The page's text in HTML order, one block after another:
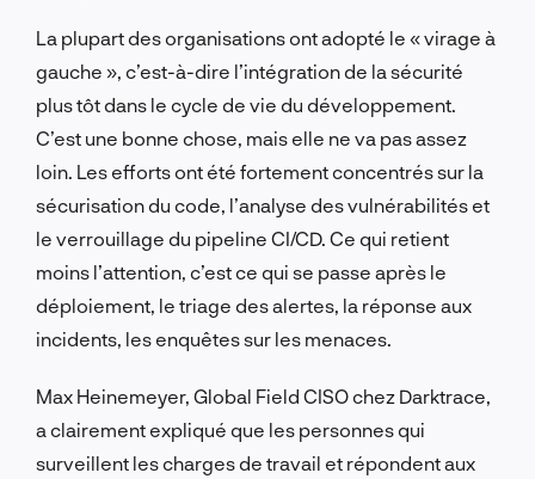
La plupart des organisations ont adopté le « virage à
gauche », c’est-à-dire l’intégration de la sécurité
plus tôt dans le cycle de vie du développement.
C’est une bonne chose, mais elle ne va pas assez
loin. Les efforts ont été fortement concentrés sur la
sécurisation du code, l’analyse des vulnérabilités et
le verrouillage du pipeline CI/CD. Ce qui retient
moins l’attention, c’est ce qui se passe après le
déploiement, le triage des alertes, la réponse aux
incidents, les enquêtes sur les menaces.
Max Heinemeyer, Global Field CISO chez Darktrace,
a clairement expliqué que les personnes qui
surveillent les charges de travail et répondent aux